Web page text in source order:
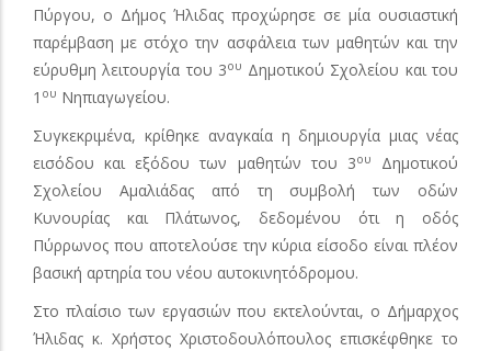
Πύργου, ο Δήμος Ήλιδας προχώρησε σε μία ουσιαστική
παρέμβαση με στόχο την ασφάλεια των μαθητών και την
εύρυθμη λειτουργία του 3ου Δημοτικού Σχολείου και του
1 ου Νηπιαγωγείου.
Συγκεκριμένα, κρίθηκε αναγκαία η δημιουργία μιας νέας
εισόδου και εξόδου των μαθητών του 3ου
Δημοτικού
Σχολείου Αμαλιάδας από τη συμβολή των οδών
Κυνουρίας και Πλάτωνος, δεδομένου ότι η οδός
Πύρρωνος που αποτελούσε την κύρια είσοδο είναι πλέον
βασική αρτηρία του νέου αυτοκινητόδρομου.
Στο πλαίσιο των εργασιών που εκτελούνται, ο Δήμαρχος
Ήλιδας κ. Χρήστος Χριστοδουλόπουλος επισκέφθηκε το